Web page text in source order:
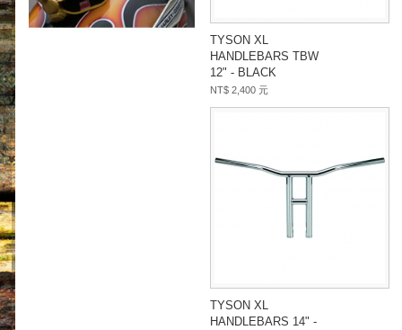
TYSON XL
HANDLEBARS TBW
12" - BLACK
NT$ 2,400 元
TYSON XL
HANDLEBARS 14" -